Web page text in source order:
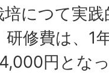
につて実
研修費は、1
円とな